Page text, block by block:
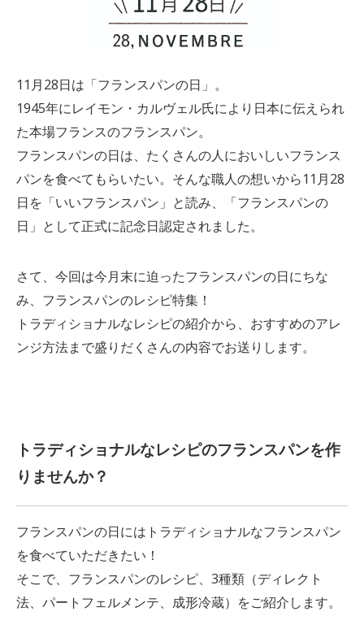
11月28日は「フランスパンの日」。
1945年にレイモン・カルヴェル氏により日本に伝えられ
た本場フランスのフランスパン。
フランスパンの日は、たくさんの人においしいフランス
パンを食べてもらいたい。そんな職人の想いから11月28
日を「いいフランスパン」と読み、「フランスパンの
日」として正式に記念日認定されました。
さて、今回は今月末に迫ったフランスパンの日にちな
み、フランスパンのレシピ特集！
トラディショナルなレシピの紹介から、おすすめのアレ
ンジ方法まで盛りだくさんの内容でお送りします。
トラディショナルなレシピのフランスパンを作
りませんか？
フランスパンの日にはトラディショナルなフランスパン
を食べていただきたい！
そこで、フランスパンのレシピ、3種類（ディレクト
法、パートフェルメンテ、成形冷蔵）をご紹介します。